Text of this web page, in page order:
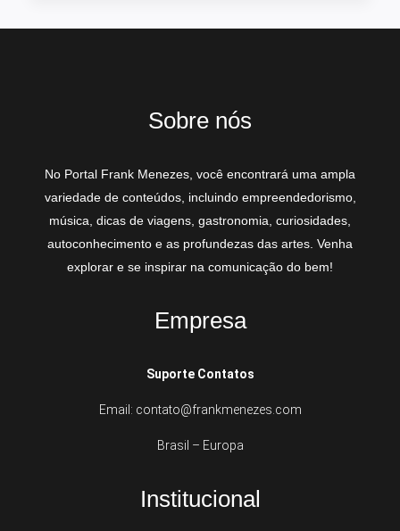
Sobre nós
No Portal Frank Menezes, você encontrará uma ampla
variedade de conteúdos, incluindo empreendedorismo,
música, dicas de viagens, gastronomia, curiosidades,
autoconhecimento e as profundezas das artes. Venha
explorar e se inspirar na comunicação do bem!
Empresa
Suporte Contatos
Email: contato@frankmenezes.com
Brasil – Europa
Institucional